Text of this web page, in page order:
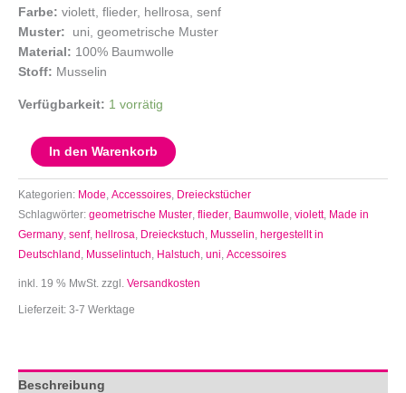
Farbe: violett, flieder, hellrosa, senf
Muster: uni, geometrische Muster
Material: 100% Baumwolle
Stoff: Musselin
Verfügbarkeit: 1 vorrätig
In den Warenkorb
Kategorien: Mode, Accessoires, Dreieckstücher
Schlagwörter: geometrische Muster, flieder, Baumwolle, violett, Made in
Germany, senf, hellrosa, Dreieckstuch, Musselin, hergestellt in
Deutschland , Musselintuch, Halstuch, uni, Accessoires
inkl. 19 % MwSt. zzgl. Versandkosten
Lieferzeit: 3-7 Werktage
Beschreibung